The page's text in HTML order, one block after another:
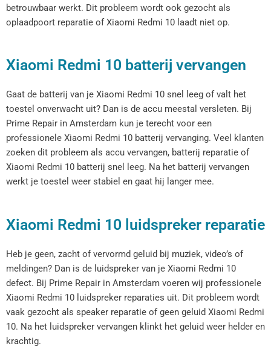
betrouwbaar werkt. Dit probleem wordt ook gezocht als
oplaadpoort reparatie of Xiaomi Redmi 10 laadt niet op.
Xiaomi Redmi 10 batterij vervangen
Gaat de batterij van je Xiaomi Redmi 10 snel leeg of valt het
toestel onverwacht uit? Dan is de accu meestal versleten. Bij
Prime Repair in Amsterdam kun je terecht voor een
professionele Xiaomi Redmi 10 batterij vervanging. Veel klanten
zoeken dit probleem als accu vervangen, batterij reparatie of
Xiaomi Redmi 10 batterij snel leeg. Na het batterij vervangen
werkt je toestel weer stabiel en gaat hij langer mee.
Xiaomi Redmi 10 luidspreker reparatie
Heb je geen, zacht of vervormd geluid bij muziek, video’s of
meldingen? Dan is de luidspreker van je Xiaomi Redmi 10
defect. Bij Prime Repair in Amsterdam voeren wij professionele
Xiaomi Redmi 10 luidspreker reparaties uit. Dit probleem wordt
vaak gezocht als speaker reparatie of geen geluid Xiaomi Redmi
10. Na het luidspreker vervangen klinkt het geluid weer helder en
krachtig.